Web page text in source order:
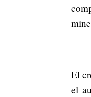
El
el